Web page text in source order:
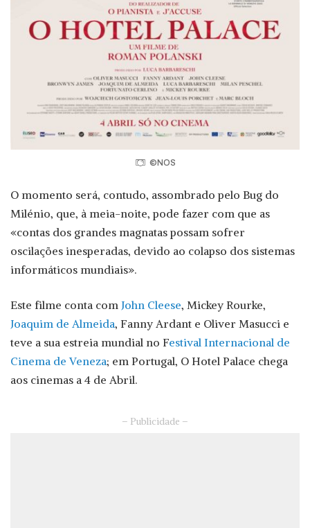
©NOS
O momento será, contudo, assombrado pelo Bug do
Milénio, que, à meia-noite, pode fazer com que as
«contas dos grandes magnatas possam sofrer
oscilações inesperadas, devido ao colapso dos sistemas
informáticos mundiais».
Este filme conta com John Cleese, Mickey Rourke,
Joaquim de Almeida, Fanny Ardant e Oliver Masucci e
teve a sua estreia mundial no Festival Internacional de
Cinema de Veneza; em Portugal, O Hotel Palace chega
aos cinemas a 4 de Abril.
– Publicidade –